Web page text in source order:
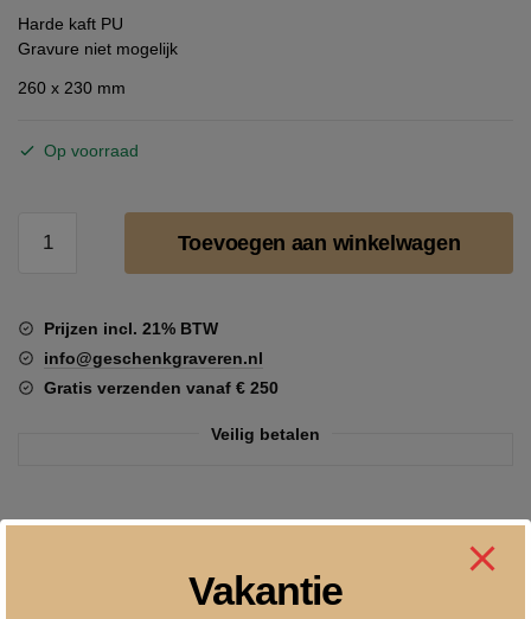
Harde kaft PU
Gravure niet mogelijk
260 x 230 mm
Op voorraad
Meisje
x
230
mm
Toevoegen aan winkelwagen
Prijzen incl. 21% BTW
info@geschenkgraveren.nl
Gratis verzenden vanaf € 250
Veilig betalen
Vakantie